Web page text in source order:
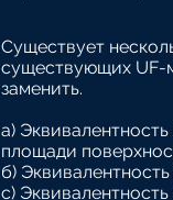
Существует
существующих UF-
заменить.
a)
площади
б)
c)